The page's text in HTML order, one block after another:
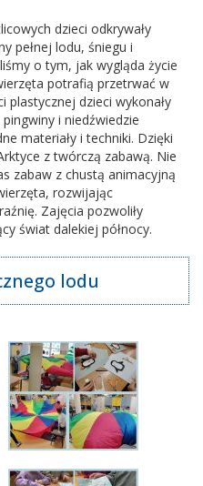
dzieci odkrywały
pełnej lodu, śniegu i
o tym, jak wygląda życie
potrafią przetrwać w
plastycznej dzieci wykonały
i niedźwiedzie
materiały i techniki. Dzięki
z twórczą zabawą. Nie
zabaw z chustą animacyjną
rozwijając
Zajęcia pozwoliły
świat dalekiej północy.
lodu